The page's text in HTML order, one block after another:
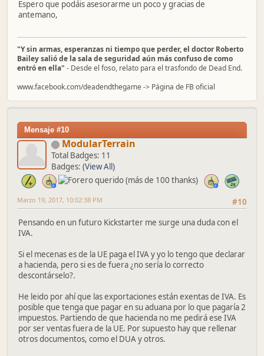
Espero que podáis asesorarme un poco y gracias de
antemano,
"Y sin armas, esperanzas ni tiempo que perder, el doctor Roberto
Bailey salió de la sala de seguridad aún más confuso de como
entró en ella" - Desde el foso, relato para el trasfondo de Dead End.
www.facebook.com/deadendthegame -> Página de FB oficial
Mensaje #10
ModularTerrain
Total Badges: 11
Badges: (View All)
#10
Marzo 19, 2017, 10:02:38 PM
Pensando en un futuro Kickstarter me surge una duda con el
IVA.
Si el mecenas es de la UE paga el IVA y yo lo tengo que declarar
a hacienda, pero si es de fuera ¿no sería lo correcto
descontárselo?.
He leido por ahí que las exportaciones están exentas de IVA. Es
posible que tenga que pagar en su aduana por lo que pagaría 2
impuestos. Partiendo de que hacienda no me pedirá ese IVA
por ser ventas fuera de la UE. Por supuesto hay que rellenar
otros documentos, como el DUA y otros.